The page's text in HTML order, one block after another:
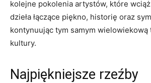
kolejne pokolenia artystów, które
dzieła łączące piękno, historię oraz
kontynuując tym samym
kultury.
Najpiękniejsze rzeźby